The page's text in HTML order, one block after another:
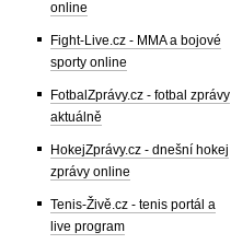
online
Fight-Live.cz - MMA a bojové
sporty online
FotbalZprávy.cz - fotbal zprávy
aktuálně
HokejZprávy.cz - dnešní hokej
zprávy online
Tenis-Živě.cz - tenis portál a
live program